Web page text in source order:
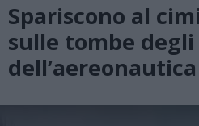
Spariscono al
sulle tombe degli
dell’aereonautica